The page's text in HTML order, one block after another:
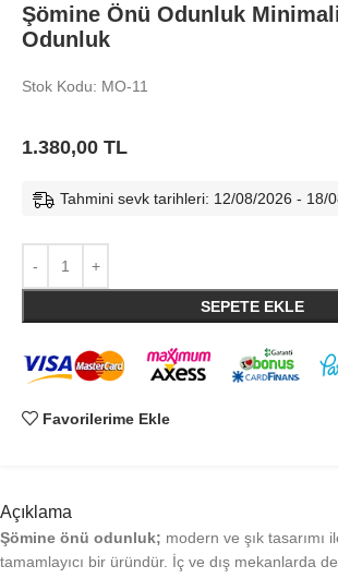
Şömine Önü Odunluk
Odunluk
Stok Kodu: MO-11
1.380,00 TL
Tahmini sevk tarihleri: 12/08/2026 - 18/
SEPETE EKLE
Favorilerime Ekle
Açıklama
Şömine önü odunluk; modern ve şık tasarımı
tamamlayıcı bir üründür. İç ve dış mekanlarda